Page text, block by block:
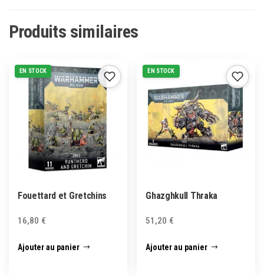
Produits similaires
EN STOCK
Fouettard et Gretchins
16,80 €
Ajouter au panier
EN STOCK
Ghazghkull Thraka
51,20 €
Ajouter au panier